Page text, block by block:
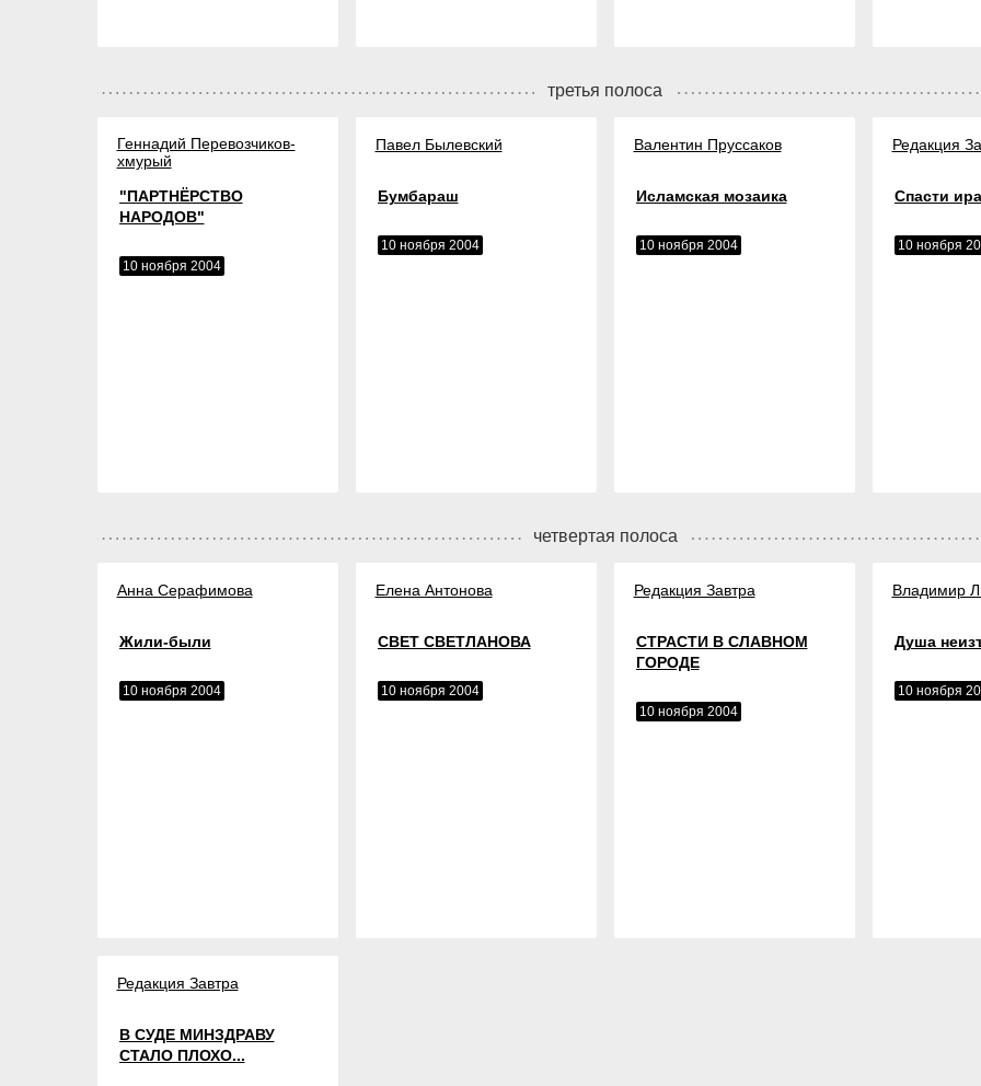
третья полоса
Геннадий Перевозчиков-
хмурый
"ПАРТНЁРСТВО
НАРОДОВ"
10 ноября 2004
Павел Былевский
Бумбараш
10 ноября 2004
Валентин Пруссаков
Исламская мозаика
10 ноября 2004
Редакция
Спасти
10 ноября
четвертая полоса
Анна Серафимова
Жили-были
10 ноября 2004
Елена Антонова
СВЕТ СВЕТЛАНОВА
10 ноября 2004
Редакция Завтра
СТРАСТИ В СЛАВНОМ
ГОРОДЕ
10 ноября 2004
Владимир
Душа
10 ноября
Редакция Завтра
В СУДЕ МИНЗДРАВУ
СТАЛО ПЛОХО...